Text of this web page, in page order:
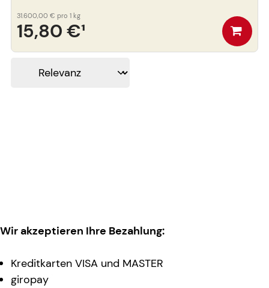
15,80 €¹
31.600,00 € pro 1 kg
Wir akzeptieren Ihre Bezahlung:
Kreditkarten VISA und MASTER
giropay